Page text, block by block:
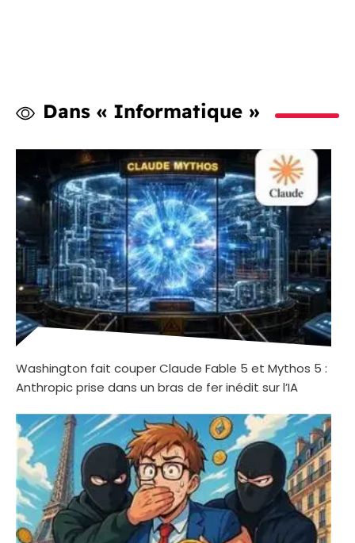
Dans « Informatique »
Washington fait couper Claude Fable 5 et Mythos 5 :
Anthropic prise dans un bras de fer inédit sur l’IA